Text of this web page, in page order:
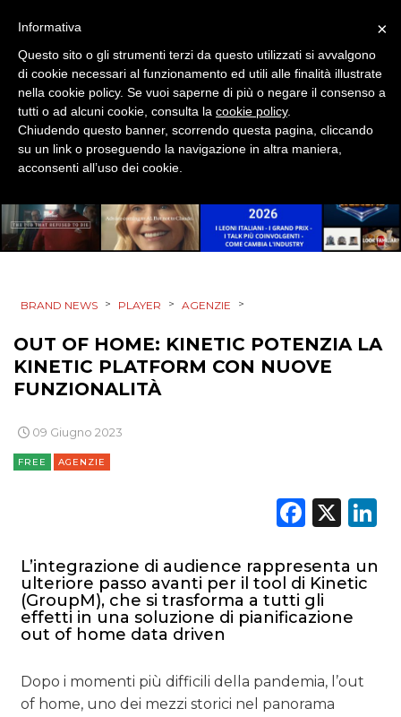
RICERCHE
PREVISIONI/SCENARI
NORMATIVE
TREND
OPINIONI
BRAND NEWS > PLAYER > AGENZIE >
OUT OF HOME: KINETIC POTENZIA LA
KINETIC PLATFORM CON NUOVE
FUNZIONALITÀ
09 Giugno 2023
FREE AGENZIE
X
L’integrazione di audience rappresenta un
ulteriore passo avanti per il tool di Kinetic
(GroupM), che si trasforma a tutti gli
effetti in una soluzione di pianificazione
out of home data driven
Dopo i momenti più difficili della pandemia, l’out
of home, uno dei mezzi storici nel panorama
×
Informativa
Questo sito o gli strumenti terzi da questo utilizzati si avvalgono
di cookie necessari al funzionamento ed utili alle finalità illustrate
nella cookie policy. Se vuoi saperne di più o negare il consenso a
tutti o ad alcuni cookie, consulta la cookie policy.
Chiudendo questo banner, scorrendo questa pagina, cliccando
su un link o proseguendo la navigazione in altra maniera,
acconsenti all’uso dei cookie.